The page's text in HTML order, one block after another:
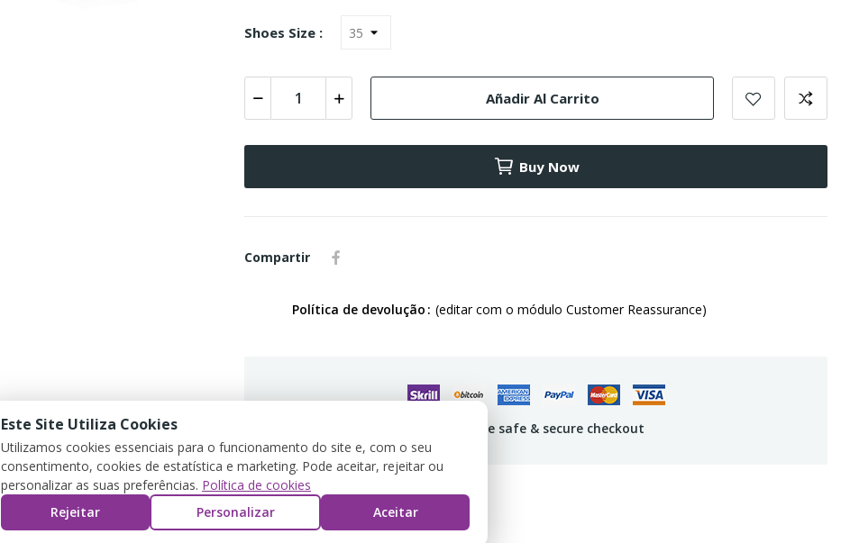
Shoes Size :
Añadir Al Carrito
Buy Now
Compartir
Política de devolução (editar com o módulo Customer Reassurance)
Guarantee safe & secure checkout
DETALLES DEL PRODUCTO REVIEWS
Este Site Utiliza Cookies
Utilizamos cookies essenciais para o funcionamento do site e, com o seu
consentimento, cookies de estatística e marketing. Pode aceitar, rejeitar ou
personalizar as suas preferências. Política de cookies
Rejeitar
Personalizar Aceitar